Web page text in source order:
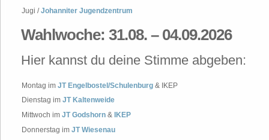
Jugi /Johanniter Jugendzentrum
Wahlwoche: 31.08. – 04.09.2026
Hier kannst du deine Stimme abgeben:
Montag im JT Engelbostel/Schulenburg & IKEP
Dienstag im JT Kaltenweide
Mittwoch im JT Godshorn & IKEP
Donnerstag im JT Wiesenau